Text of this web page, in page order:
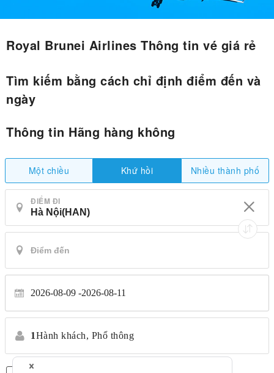
Royal Brunei Airlines Thông tin vé giá rẻ
Tìm kiếm bằng cách chỉ định điểm đến và
ngày
Thông tin Hãng hàng không
Một chiều Khứ hồi Nhiều thành phố
ĐIỂM ĐI
2026-08-09 2026-08-11
1Hành khách, Phổ thông